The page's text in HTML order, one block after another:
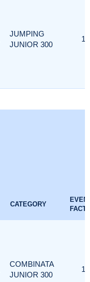
JUMPING
JUNIOR 300
1
CATEGORY
COMBINATA
JUNIOR 300
1